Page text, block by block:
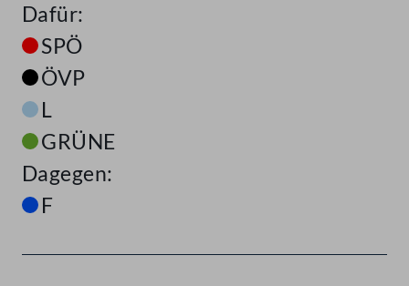
Dafür:
SPÖ
ÖVP
L
GRÜNE
Dagegen:
F